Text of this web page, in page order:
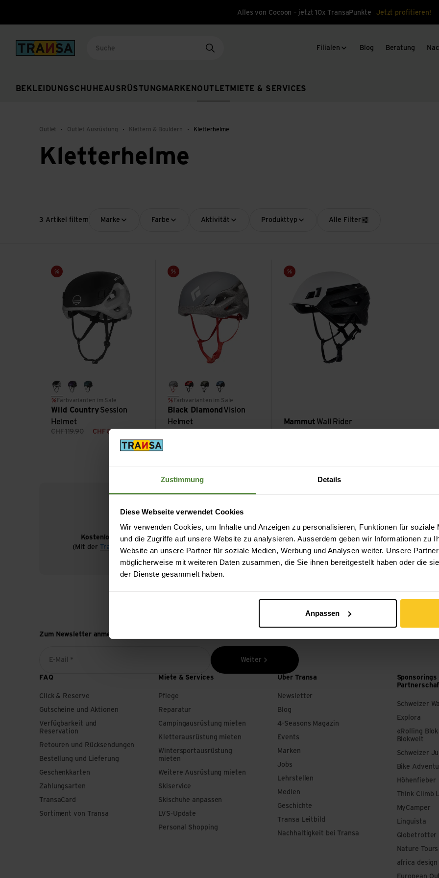
Zustimmung Details
Diese Webseite verwendet Cookies
Wir verwenden Cookies, um Inhalte und Anzeigen zu personalisieren, Funktionen für soziale
und die Zugriffe auf unsere Website zu analysieren. Ausserdem geben wir Informationen zu
Website an unsere Partner für soziale Medien, Werbung und Analysen weiter. Unsere
möglicherweise mit weiteren Daten zusammen, die Sie ihnen bereitgestellt haben oder die
der Dienste gesammelt haben.
Anpassen
Alles von Cocoon – jetzt 10x TransaPunkte Jetzt profitieren!
Back to home
BEKLEIDUNGSCHUHEAUSRÜSTUNG MARKEN OUTLET MIETE & SERVICES
Filialen Blog Beratung
Outlet Outlet Ausrüstung Klettern & Bouldern Kletterhelme
Kletterhelme
3 Artikel filtern Marke Farbe Aktivität Produkttyp Alle Filter
Sale
black/white
parachute purple
squamish
Farbvarianten im Sale
Wild CountrySession
Helmet
CHF119.90 CHF 83.90
Session Helmet ansehen
Sale
steel greyhyper red
tundraastral blue
Farbvarianten im Sale
Black Diamond Vision
Helmet
Vision Helmet ansehen
Sale
Mammut Wall Rider
Wall Rider ansehen
Kostenloser Versand ab CHF 99
(Mit der
TransaCard immer kostenlos)
Sicheres Bezahlen mit Twint, Kreditkarte und
mehr.
Zum Newsletter anmelden
E-Mail * Weiter
FAQ
Click & Reserve
Gutscheine und Aktionen
Verfügbarkeit und
Reservation
Retouren und Rücksendungen
Bestellung und Lieferung
Geschenkkarten
Zahlungsarten
TransaCard
Sortiment von Transa
Miete & Services
Pflege
Reparatur
Campingausrüstung mieten
Kletterausrüstung mieten
Wintersportausrüstung
mieten
Weitere Ausrüstung mieten
Skiservice
Skischuhe anpassen
LVS-Update
Personal Shopping
Über Transa
Newsletter
Blog
4-Seasons Magazin
Events
Marken
Jobs
Lehrstellen
Medien
Geschichte
Transa Leitbild
Nachhaltigkeit bei Transa
Sponsorings
Schweizer
Explora
«Rolling
Blokwelt
Schweizer
Bike
Höhenfieber
Think Climb
MyCamper
Linguista
Globetrotter
Nature Tours
africa design
European